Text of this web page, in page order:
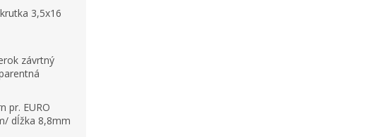
3,5x16
závrtný
pr. EURO
dĺžka 8,8mm